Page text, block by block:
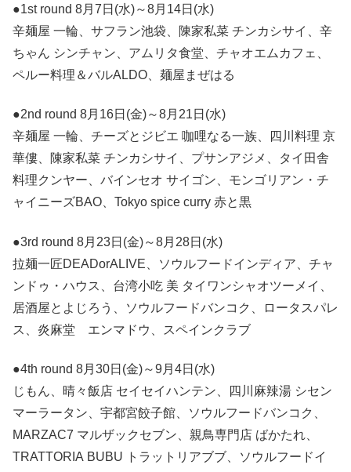
●1st round 8月7日(水)～8月14日(水)
辛麺屋 一輪、サフラン池袋、陳家私菜 チンカシサイ、辛
ちゃん シンチャン、アムリタ食堂、チャオエムカフェ、
ペルー料理＆バルALDO、麺屋まぜはる
●2nd round 8月16日(金)～8月21日(水)
辛麺屋 一輪、チーズとジビエ 咖哩なる一族、四川料理 京
華僂、陳家私菜 チンカシサイ、プサンアジメ、タイ田舎
料理クンヤー、バインセオ サイゴン、モンゴリアン・チ
ャイニーズBAO、Tokyo spice curry 赤と黒
●3rd round 8月23日(金)～8月28日(水)
拉麺一匠DEADorALIVE、ソウルフードインディア、チャ
ンドゥ・ハウス、台湾小吃 美 タイワンシャオツーメイ、
居酒屋とよじろう、ソウルフードバンコク、ロータスパレ
ス、炎麻堂 エンマドウ、スペインクラブ
●4th round 8月30日(金)～9月4日(水)
じもん、晴々飯店 セイセイハンテン、四川麻辣湯 シセン
マーラータン、宇都宮餃子館、ソウルフードバンコク、
MARZAC7 マルザックセブン、親鳥専門店 ばかたれ、
TRATTORIA BUBU トラットリアブブ、ソウルフードイ